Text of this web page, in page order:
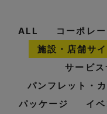
ALL コーポレ
施設・店舗サイ
サービス
パンフレット・
パッケージ
イ